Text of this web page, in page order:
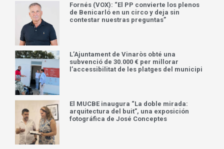
Fornés (VOX): “El PP convierte los plenos
de Benicarló en un circo y deja sin
contestar nuestras preguntas”
L’Ajuntament de Vinaròs obté una
subvenció de 30.000 € per millorar
l’accessibilitat de les platges del municipi
El MUCBE inaugura “La doble mirada:
arquitectura del buit”, una exposición
fotográfica de José Conceptes